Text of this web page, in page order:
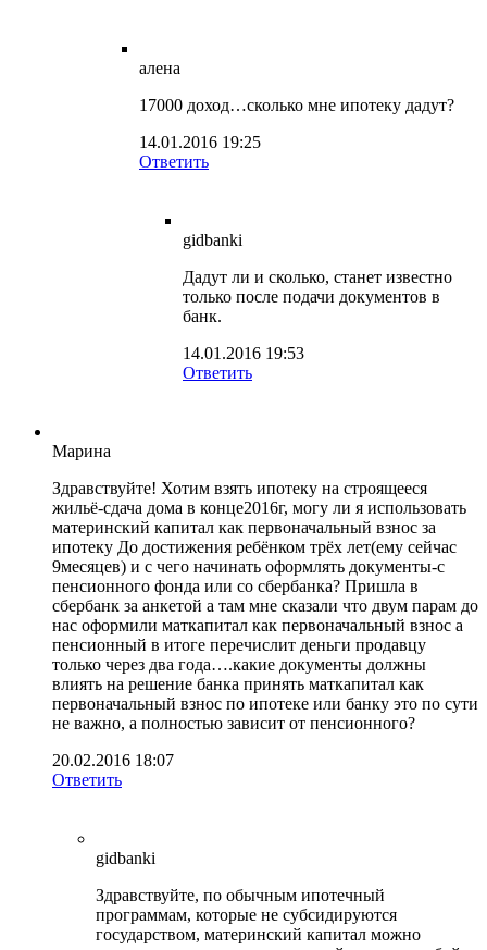
алена
17000 доход…сколько мне ипотеку дадут?
14.01.2016 19:25
Ответить
gidbanki
Дадут ли и сколько, станет известно
только после подачи документов в
банк.
14.01.2016 19:53
Ответить
Марина
Здравствуйте! Хотим взять ипотеку на строящееся
жильё-сдача дома в конце2016г, могу ли я использовать
материнский капитал как первоначальный взнос за
ипотеку До достижения ребёнком трёх лет(ему сейчас
9месяцев) и с чего начинать оформлять документы-с
пенсионного фонда или со сбербанка? Пришла в
сбербанк за анкетой а там мне сказали что двум парам до
нас оформили маткапитал как первоначальный взнос а
пенсионный в итоге перечислит деньги продавцу
только через два года….какие документы должны
влиять на решение банка принять маткапитал как
первоначальный взнос по ипотеке или банку это по сути
не важно, а полностью зависит от пенсионного?
20.02.2016 18:07
Ответить
gidbanki
Здравствуйте, по обычным ипотечный
программам, которые не субсидируются
государством, материнский капитал можно